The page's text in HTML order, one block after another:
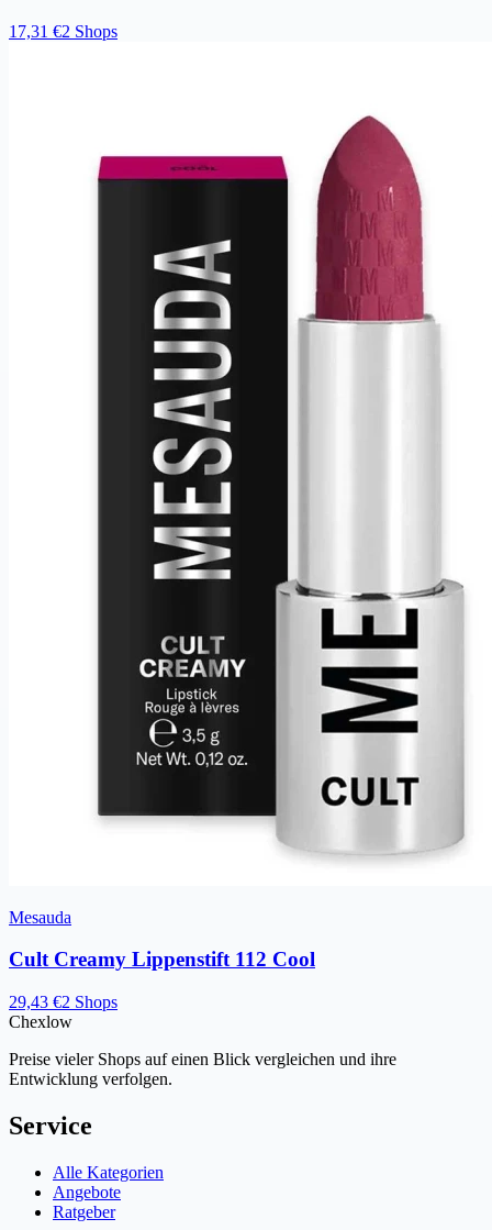
17,31 €2 Shops
Mesauda
Cult Creamy Lippenstift 112 Cool
29,43 €2 Shops
Chexlow
Preise vieler Shops auf einen Blick vergleichen und ihre
Entwicklung verfolgen.
Service
Alle Kategorien
Angebote
Ratgeber